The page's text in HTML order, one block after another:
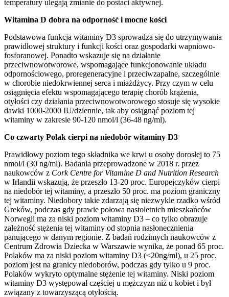
temperatury ulegają zmianie do postaci aktywnej.
Witamina D dobra na odporność i mocne kości
Podstawowa funkcja witaminy D3 sprowadza się do utrzymywania
prawidłowej struktury i funkcji kości oraz gospodarki wapniowo-
fosforanowej. Ponadto wskazuje się na działanie
przeciwnowotworowe, wspomagające funkcjonowanie układu
odpornościowego, proregeneracyjne i przeciwzapalne, szczególnie
w chorobie niedokrwiennej serca i miażdżycy. Przy czym w celu
osiągnięcia efektu wspomagającego terapię chorób krążenia,
otyłości czy działania przeciwnowotworowego stosuje się wysokie
dawki 1000-2000 IU/dziennie, tak aby osiągnąć poziom tej
witaminy w zakresie 90-120 nmol/l (36-48 ng/ml).
Co czwarty Polak cierpi na niedobór witaminy D3
Prawidłowy poziom tego składnika we krwi u osoby dorosłej to 75
nmol/l (30 ng/ml). Badania przeprowadzone w 2018 r. przez
naukowców z Cork Centre for Vitamine D and Nutrition Research
w Irlandii wskazują, że przeszło 13-20 proc. Europejczyków cierpi
na niedobór tej witaminy, a przeszło 50 proc. ma poziom graniczny
tej witaminy. Niedobory takie zdarzają się niezwykle rzadko wśród
Greków, podczas gdy prawie połowa nastoletnich mieszkańców
Norwegii ma za niski poziom witaminy D3 – co tylko obrazuje
zależność stężenia tej witaminy od stopnia nasłonecznienia
panującego w danym regionie. Z badań rodzimych naukowców z
Centrum Zdrowia Dziecka w Warszawie wynika, że ponad 65 proc.
Polaków ma za niski poziom witaminy D3 (<20ng/ml), u 25 proc.
poziom jest na granicy niedoborów, podczas gdy tylko u 9 proc.
Polaków wykryto optymalne stężenie tej witaminy. Niski poziom
witaminy D3 występował częściej u mężczyzn niż u kobiet i był
związany z towarzyszącą otyłością.